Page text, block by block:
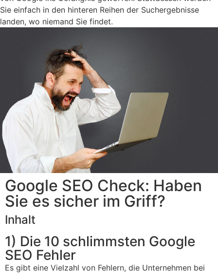
Sie einfach in den hinteren Reihen der Suchergebnisse
landen, wo niemand Sie findet.
Google SEO Check: Haben
Sie es sicher im Griff?
Inhalt
1) Die 10 schlimmsten Google
SEO Fehler
Es gibt eine Vielzahl von Fehlern, die Unternehmen bei